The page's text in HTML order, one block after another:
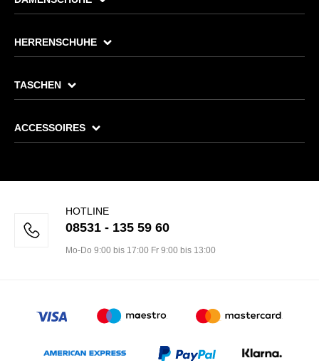
HERRENSCHUHE
TASCHEN
ACCESSOIRES
HOTLINE
08531 - 135 59 60
Mo-Do 9:00 bis 17:00 Fr 9:00 bis 13:00